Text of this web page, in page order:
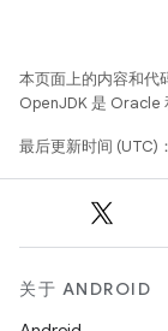
本页面上的内容和代
OpenJDK 是 Oracle
最后更新时间 (UTC)
关于 ANDROID